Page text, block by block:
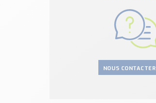
NOUS CONTACTER